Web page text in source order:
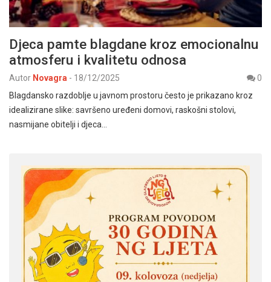
Djeca pamte blagdane kroz emocionalnu
atmosferu i kvalitetu odnosa
Autor Novagra - 18/12/2025
0
Blagdansko razdoblje u javnom prostoru često je prikazano kroz
idealizirane slike: savršeno uređeni domovi, raskošni stolovi,
nasmijane obitelji i djeca…